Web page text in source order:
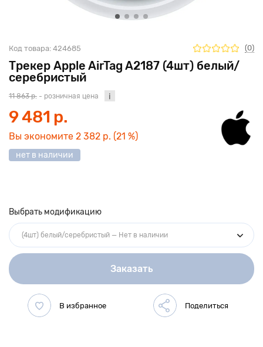
Трекер Apple AirTag A2187 (4шт) белый/
серебристый
Код товара: 424685 (0)
11 863 р. - розничная цена
9 481 р.
Вы экономите 2 382 р. (21 %)
нет в наличии
Выбрать модификацию
(4шт) белый/серебристый — Нет в наличии
Заказать